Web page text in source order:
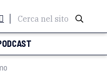
Cerca nel sito